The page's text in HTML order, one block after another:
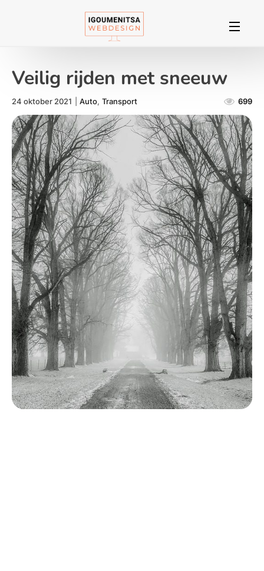
Veilig rijden met sneeuw
24 oktober 2021 Auto,Transport 699